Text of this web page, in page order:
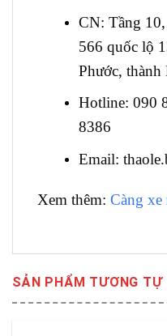
CN: Tầng
566 quốc lộ
Phước,
Hotline: 090
8386
Email:
Xem thêm: Càng xe
SẢN PHẨM TƯƠNG TỰ